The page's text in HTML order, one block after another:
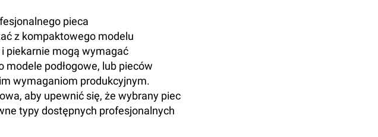
pieca
z kompaktowego modelu
piekarnie mogą wymagać
modele podłogowe, lub pieców
wymaganiom produkcyjnym.
aby upewnić się, że wybrany piec
typy dostępnych profesjonalnych